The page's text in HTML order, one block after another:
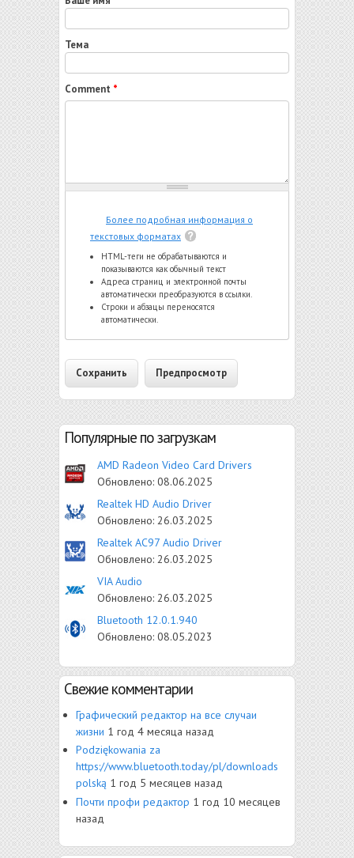
Тема
Comment *
Более подробная информация о
текстовых форматах
HTML-теги не обрабатываются и
показываются как обычный текст
Адреса страниц и электронной почты
автоматически преобразуются в ссылки.
Строки и абзацы переносятся
автоматически.
Популярные по загрузкам
AMD Radeon Video Card Drivers
Обновлено: 08.06.2025
Realtek HD Audio Driver
Обновлено: 26.03.2025
Realtek AC97 Audio Driver
Обновлено: 26.03.2025
VIA Audio
Обновлено: 26.03.2025
Bluetooth 12.0.1.940
Обновлено: 08.05.2023
Свежие комментарии
Графический редактор на все случаи
жизни 1 год 4 месяца назад
Рodziękowania za
https://www.bluetooth.today/pl/downloads
polską 1 год 5 месяцев назад
Почти профи редактор 1 год 10 месяцев
назад